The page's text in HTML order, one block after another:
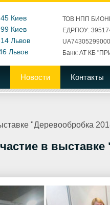
Киев
Киев
Львов
Львов
ТОВ НПП
ЕДРПОУ:
Банк: АТ КБ
Новости Контакты
"Деревообробка
в